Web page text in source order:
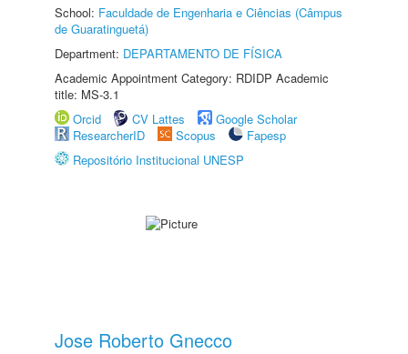
School: Faculdade de Engenharia e Ciências (Câmpus
de Guaratinguetá)
Department: DEPARTAMENTO DE FÍSICA
Academic Appointment Category: RDIDP Academic
title: MS-3.1
Orcid
CV Lattes
Google Scholar
ResearcherID
Scopus
Fapesp
Repositório Institucional UNESP
Jose Roberto Gnecco